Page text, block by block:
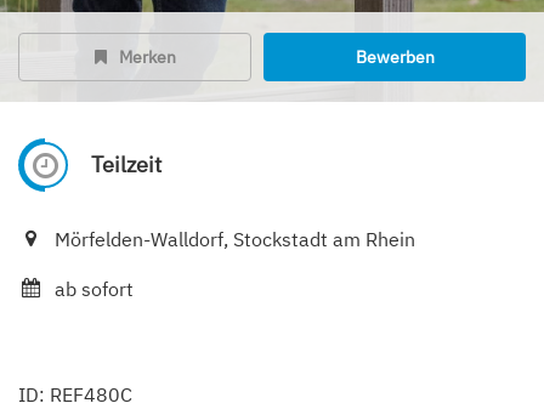
Merken Bewerben
Teilzeit
Mörfelden-Walldorf, Stockstadt am Rhein
ab sofort
ID: REF480C